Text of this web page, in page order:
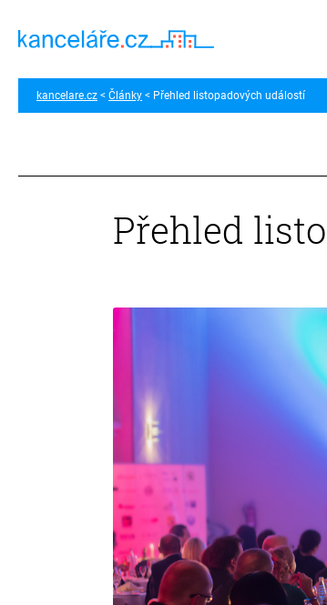
kancelare.cz Články Přehled listopadových událostí
Přehled